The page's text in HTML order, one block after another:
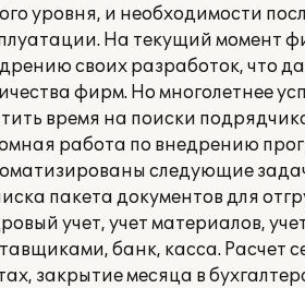
уровня, и необходимости
На текущий момент
своих разработок, что
фирм. Но многолетнее
время на поиски
работа по внедрению
следующие
пакета документов для
учет, учет материалов,
банк, касса. Расчет
закрытие месяца в